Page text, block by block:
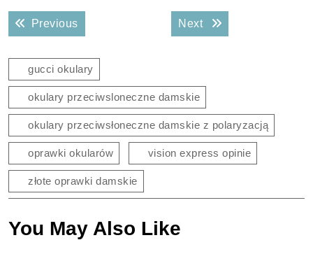
Nawigacja
wpisuPreviousPrevious post: Next Next post:
gucci okulary
okulary przeciwsloneczne damskie
okulary przeciwsłoneczne damskie z polaryzacją
oprawki okularów vision express opinie
złote oprawki damskie
You May Also Like